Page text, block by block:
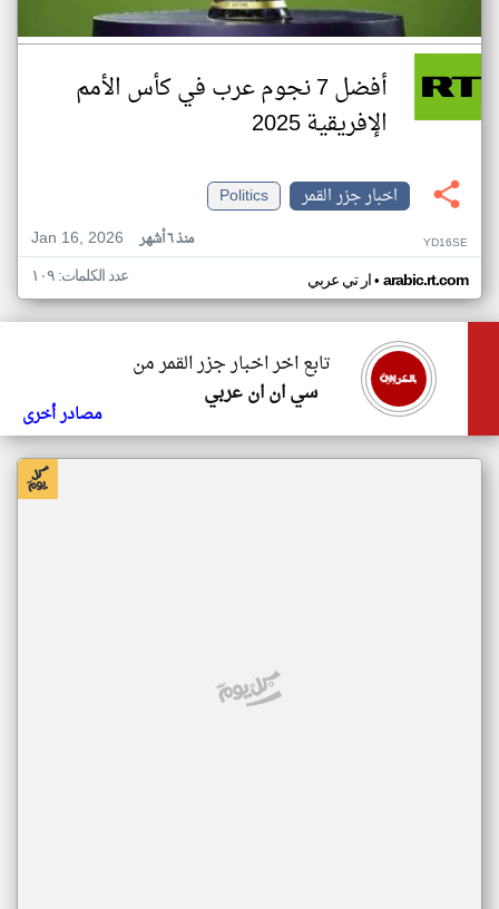
أفضل 7 نجوم عرب في كأس الأمم
الإفريقية 2025
اخبار جزر القمر
Politics
Jan 16, 2026
منذ ٦ أشهر YD16SE
ار تي عربي• arabic.rt.com عدد الكلمات: ١٠٩
تابع اخر اخبار جزر القمر من
سي ان ان عربي
مصادر أخرى